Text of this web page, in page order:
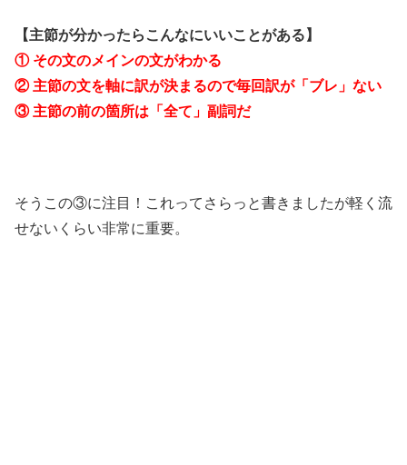
【主節が分かったらこんなにいいことがある】
① その文のメインの文がわかる
② 主節の文を軸に訳が決まるので毎回訳が「ブレ」ない
③ 主節の前の箇所は「全て」副詞だ
そうこの③に注目！これってさらっと書きましたが軽く流
せないくらい非常に重要。